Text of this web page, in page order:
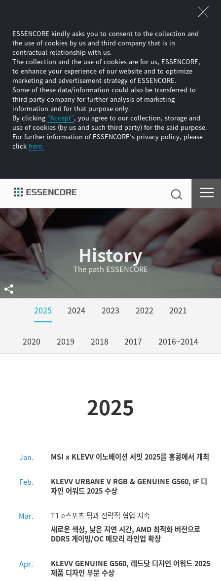
ESSENCORE kindly asks you to consent to the collection and
the use of cookies by us and third company that is in
contractual relationship with us.
The collection and the use of cookies are for us, ESSENCORE,
to enhance your experience of our website and to optimize
marketing and advertisement strategy of ESSENCORE.
Some of these data/information could also be transferred to
third party company for further analysis of marketing
information and for that purpose only.
By clicking “Accept”, you agree to our collection, storage and
use of cookies (by us and such third party) for the said purpose.
For further information of ESSENCORE’s privacy policy, please
click here.
History
The path ESSENCORE
2025 2024 2023 2022 2021
2020 2019 2018 2017 2016~2014
2025
Jan. MSI x KLEVV 이노베이션 서밋 2025를 홍콩에서 개최
Feb.
KLEVV URBANE V RGB & GENUINE G560, iF 디
자인 어워드 2025 수상
Mar.
T1 e스포츠 팀과 전략적 협업 지속
새로운 색상, 낮은 지연 시간, AMD 최적화 버전으로
DDR5 게이밍/OC 메모리 라인업 확장
Apr.
KLEVV GENUINE G560, 레드닷 디자인 어워드 2025
제품 디자인 부문 수상